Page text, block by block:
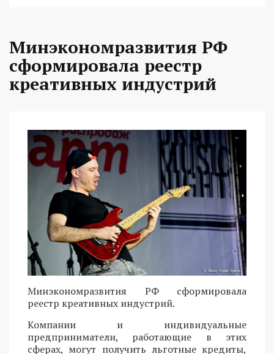
Минэкономразвития РФ
сформировала реестр
креативных индустрий
Минэкономразвития РФ сформировала
реестр креативных индустрий.
Компании и индивидуальные
предприниматели, работающие в этих
сферах, могут получить льготные кредиты,